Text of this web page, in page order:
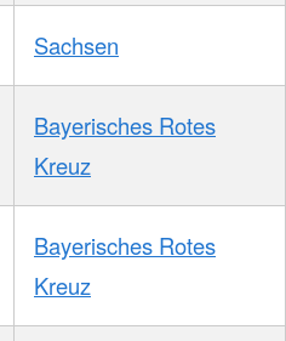
Sachsen
Bayerisches Rotes
Kreuz
Bayerisches Rotes
Kreuz